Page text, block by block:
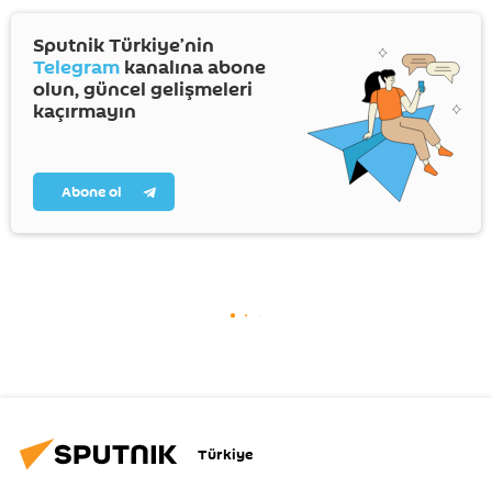
Sputnik Türkiye’nin
Telegram kanalına abone
olun, güncel gelişmeleri
kaçırmayın
Abone ol
Türkiye